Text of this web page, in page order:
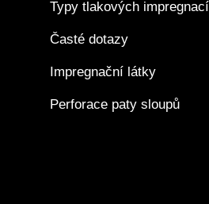
Typy tlakových impregnací
Časté dotazy
Impregnační látky
Perforace paty sloupů